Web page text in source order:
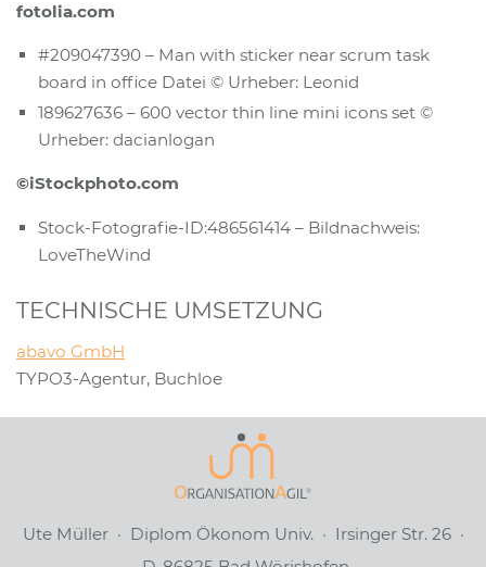
fotolia.com
#209047390 – Man with sticker near scrum task
board in office Datei © Urheber: Leonid
189627636 – 600 vector thin line mini icons set ©
Urheber: dacianlogan
©iStockphoto.com
Stock-Fotografie-ID:486561414 – Bildnachweis:
LoveTheWind
TECHNISCHE UMSETZUNG
abavo GmbH
TYPO3-Agentur, Buchloe
Ute Müller · Diplom Ökonom Univ. · Irsinger Str. 26 ·